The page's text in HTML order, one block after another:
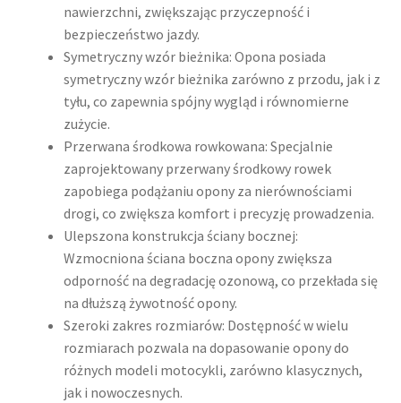
nawierzchni, zwiększając przyczepność i
bezpieczeństwo jazdy.
Symetryczny wzór bieżnika: Opona posiada
symetryczny wzór bieżnika zarówno z przodu, jak i z
tyłu, co zapewnia spójny wygląd i równomierne
zużycie.
Przerwana środkowa rowkowana: Specjalnie
zaprojektowany przerwany środkowy rowek
zapobiega podążaniu opony za nierównościami
drogi, co zwiększa komfort i precyzję prowadzenia.
Ulepszona konstrukcja ściany bocznej:
Wzmocniona ściana boczna opony zwiększa
odporność na degradację ozonową, co przekłada się
na dłuższą żywotność opony.
Szeroki zakres rozmiarów: Dostępność w wielu
rozmiarach pozwala na dopasowanie opony do
różnych modeli motocykli, zarówno klasycznych,
jak i nowoczesnych.